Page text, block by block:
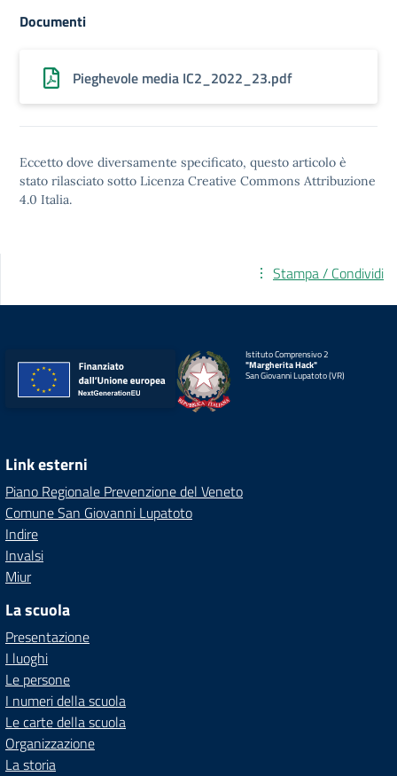
Documenti
Pieghevole media IC2_2022_23.pdf
Eccetto dove diversamente specificato, questo articolo è
stato rilasciato sotto Licenza Creative Commons Attribuzione
4.0 Italia.
Stampa / Condividi
Istituto Comprensivo 2
"Margherita Hack"
San Giovanni Lupatoto (VR)
Link esterni
Piano Regionale Prevenzione del Veneto
Comune San Giovanni Lupatoto
Indire
Invalsi
Miur
La scuola
Presentazione
I luoghi
Le persone
I numeri della scuola
Le carte della scuola
Organizzazione
La storia